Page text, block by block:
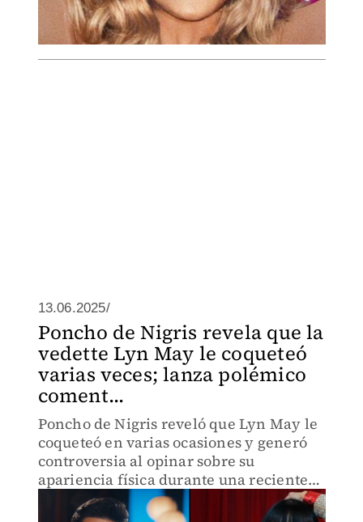
13.06.2025/
Poncho de Nigris revela que la
vedette Lyn May le coqueteó
varias veces; lanza polémico
coment...
Poncho de Nigris reveló que Lyn May le
coqueteó en varias ocasiones y generó
controversia al opinar sobre su
apariencia física durante una reciente
entrevista. Mira lo que dijo.